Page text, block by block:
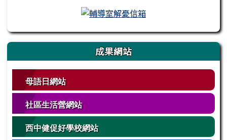
成果網站
母語日網站
社區生活營網站
西中健促好學校網站